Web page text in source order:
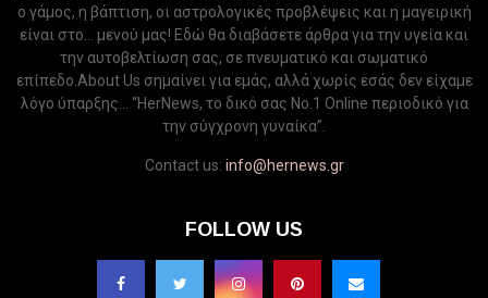
ο γάμος, η βάπτιση, οι αστρολογικές προβλέψεις και η μαγειρική
είναι στο... μενού μας! Εδώ θα διαβάσετε άρθρα για την υγεία και
την αυτοβελτίωση σας, σε πνευματικό και σωματικό
επίπεδο.About Us σημαίνει για εμάς, αλλά χωρίς εσάς δεν είχαμε
λόγο ύπαρξης... “HerNews, το δικό σας Νo.1 Online περιοδικό για
την σύγχρονη γυναίκα”.
Contact us: info@hernews.gr
FOLLOW US